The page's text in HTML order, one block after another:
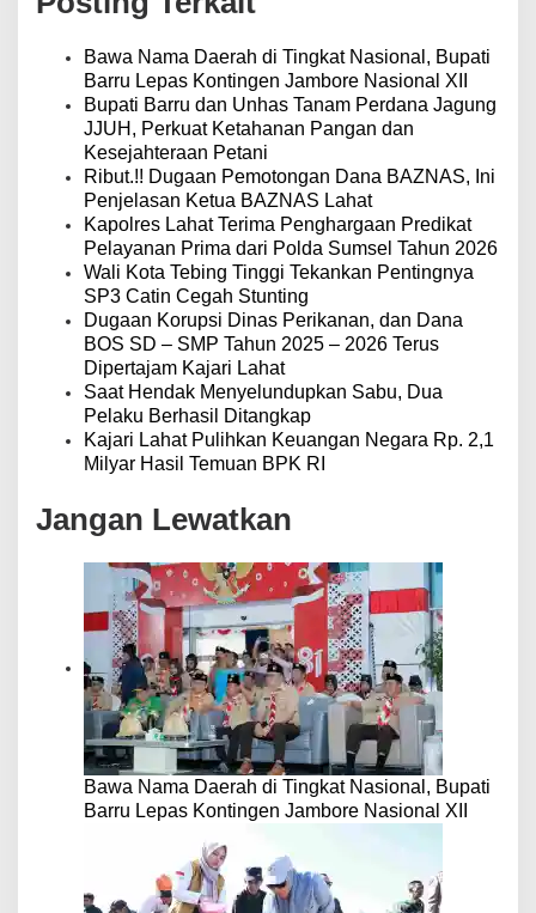
s
Bawa Nama Daerah di Tingkat Nasional, Bupati
Barru Lepas Kontingen Jambore Nasional XII
Bupati Barru dan Unhas Tanam Perdana Jagung
JJUH, Perkuat Ketahanan Pangan dan
Kesejahteraan Petani
Ribut.!! Dugaan Pemotongan Dana BAZNAS, Ini
Penjelasan Ketua BAZNAS Lahat
Kapolres Lahat Terima Penghargaan Predikat
Pelayanan Prima dari Polda Sumsel Tahun 2026
Wali Kota Tebing Tinggi Tekankan Pentingnya
SP3 Catin Cegah Stunting
Dugaan Korupsi Dinas Perikanan, dan Dana
BOS SD – SMP Tahun 2025 – 2026 Terus
Dipertajam Kajari Lahat
Saat Hendak Menyelundupkan Sabu, Dua
Pelaku Berhasil Ditangkap
Kajari Lahat Pulihkan Keuangan Negara Rp. 2,1
Milyar Hasil Temuan BPK RI
Jangan Lewatkan
Bawa Nama Daerah di Tingkat Nasional, Bupati
Barru Lepas Kontingen Jambore Nasional XII